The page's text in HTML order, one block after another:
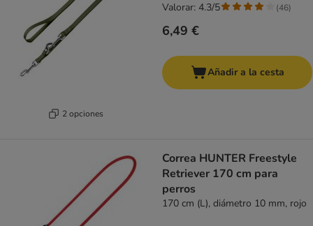
2 opciones
6,49 €
Valorar: 4.3/5 (46)
Añadir a la cesta
Correa HUNTER Freestyle
Retriever 170 cm para
perros
170 cm (L), diámetro 10 mm, rojo